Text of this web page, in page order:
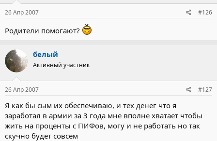
26 Апр 2007 #126
Родители помогают?
белый
Активный участник
26 Апр 2007 #127
Я как бы сым их обеспечиваю, и тех денег что я
заработал в армии за 3 года мне вполне хватает чтобы
жить на проценты с ПИФов, могу и не работать но так
скучно будет совсем